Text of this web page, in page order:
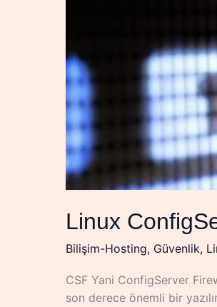
Linux
Bilişim-Hosting, Güvenlik,
CSF Yani ConfigServer
son derece önemli bir